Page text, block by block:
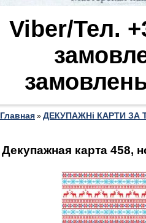
Viber/Тел.
Главная » ДЕКУПАЖНі КАРТИ ЗА
Декупажная карта 458,